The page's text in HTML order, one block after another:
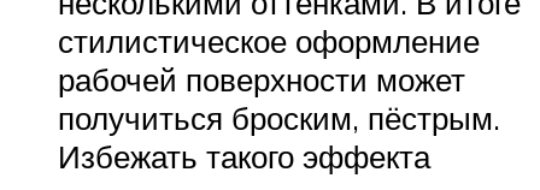
стилистическое оформление
рабочей поверхности может
получиться броским, пёстрым.
Избежать такого эффекта